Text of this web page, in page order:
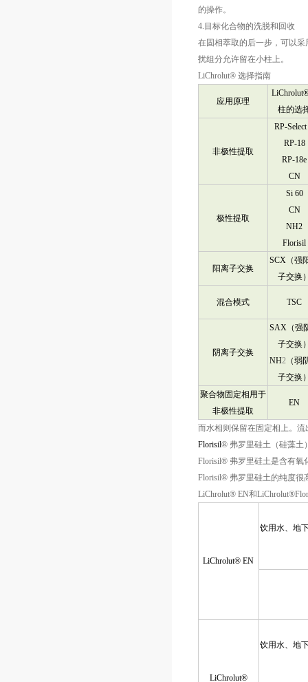
的操作。
4. 目标化合物的洗脱和回收
在固相萃取的后一步，可以
扰组分允许留在小柱上。
LiChrolut® 选择指南
应用原理
柱的选
非极性提取
RP-
RP-18
RP-18e
CN
极性提取
Si 60
CN
NH2
Florisil
阳离子交换
SCX （强
子交换
混合模式 TSC
阴离子交换
SAX （强
子交换
NH2 （弱
子交换
聚合物固定相用于
非极性提取
EN
而水相则保留在固定相上。
Florisil® 弗罗里硅土（硅藻
Florisil® 弗罗里硅土是含有氧
Florisil® 弗罗里硅土的纯度很
LiChrolut® EN和
LiChrolut® EN
饮用水、地
LiChrolut®
饮用水、地